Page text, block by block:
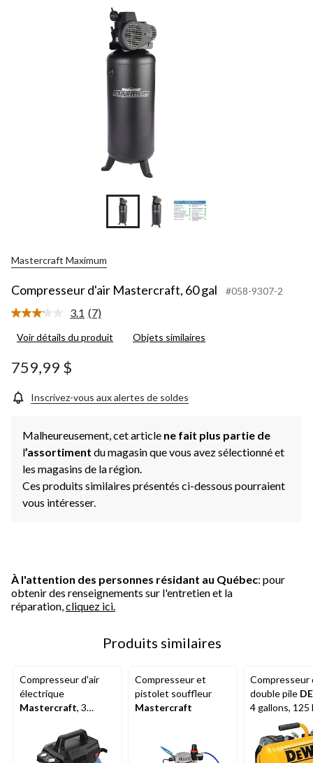
Mastercraft Maximum
Compresseur d'air Mastercraft, 60 gal #058-9307-2
3.1 Lire
7
même
page.
(7)
Voir détails du produit Objets similaires
759,99 $
Inscrivez-vous aux alertes de soldes
Malheureusement, cet article ne fait plus partie de
l’assortiment du magasin que vous avez sélectionné et
les magasins de la région.
Ces produits similaires présentés ci-dessous pourraient
vous intéresser.
À l'attention des personnes résidant au Québec: pour
obtenir des renseignements sur l'entretien et la
réparation, cliquez ici.
Produits similaires
Compresseur d'air
électrique
Mastercraft, 3
Compresseur et
pistolet souffleur
Mastercraft
Compresseur
double pile
4 gallons, 125